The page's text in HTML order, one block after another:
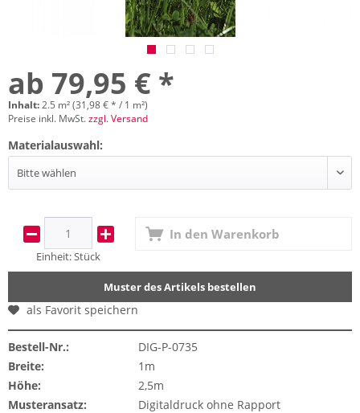
ab 79,95 € *
Inhalt:2.5 m² (31,98 € * / 1 m²)
Preise inkl. MwSt.zzgl. Versand
Materialauswahl:
Einheit:Stück
In den Warenkorb
Muster des Artikels bestellen
als Favorit speichern
Bestell-Nr.:
DIG-P-0735
Breite:
1m
Höhe:
2,5m
Musteransatz:
Digitaldruck ohne Rapport